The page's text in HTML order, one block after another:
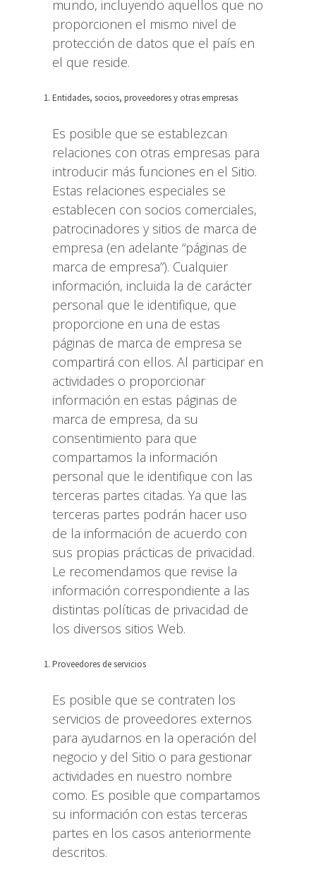
mundo, incluyendo aquellos que no
proporcionen el mismo nivel de
protección de datos que el país en
el que reside.
Entidades, socios, proveedores y otras empresas
Es posible que se establezcan
relaciones con otras empresas para
introducir más funciones en el Sitio.
Estas relaciones especiales se
establecen con socios comerciales,
patrocinadores y sitios de marca de
empresa (en adelante “páginas de
marca de empresa”). Cualquier
información, incluida la de carácter
personal que le identifique, que
proporcione en una de estas
páginas de marca de empresa se
compartirá con ellos. Al participar en
actividades o proporcionar
información en estas páginas de
marca de empresa, da su
consentimiento para que
compartamos la información
personal que le identifique con las
terceras partes citadas. Ya que las
terceras partes podrán hacer uso
de la información de acuerdo con
sus propias prácticas de privacidad.
Le recomendamos que revise la
información correspondiente a las
distintas políticas de privacidad de
los diversos sitios Web.
Proveedores de servicios
Es posible que se contraten los
servicios de proveedores externos
para ayudarnos en la operación del
negocio y del Sitio o para gestionar
actividades en nuestro nombre
como. Es posible que compartamos
su información con estas terceras
partes en los casos anteriormente
descritos.